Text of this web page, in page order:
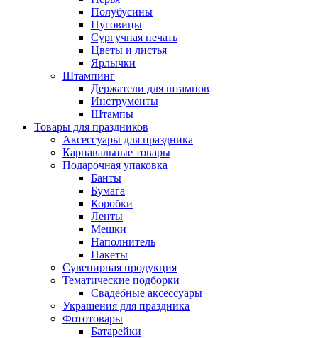
Полубусины
Пуговицы
Сургучная печать
Цветы и листья
Ярлычки
Штампинг
Держатели для штампов
Инструменты
Штампы
Товары для праздников
Аксессуары для праздника
Карнавальные товары
Подарочная упаковка
Банты
Бумага
Коробки
Ленты
Мешки
Наполнитель
Пакеты
Сувенирная продукция
Тематические подборки
Свадебные аксессуары
Украшения для праздника
Фототовары
Батарейки